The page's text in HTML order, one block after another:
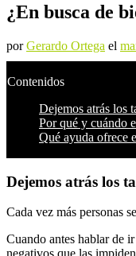
¿En busca de
porGerardo Ortega el
Contenidos
Dejemos atrás los
Por qué y cuándo
Qué ayuda ofrece
Dejemos atrás los
Cada vez más personas
Cuando antes hablar de